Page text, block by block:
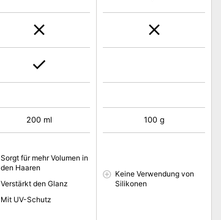
200 ml
Sorgt für mehr Volumen in
den Haaren
Verstärkt den Glanz
Mit UV-Schutz
100 g
Keine Verwendung von
Silikonen